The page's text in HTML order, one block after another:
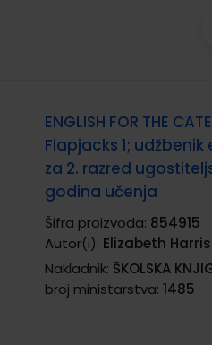
ENGLISH FOR THE
Flapjacks 1;
za 2. razred
godina učenja
Šifra proizvoda: 854915
Autor(i): Elizabeth
Nakladnik: ŠKOLSKA
broj ministarstva: 1485